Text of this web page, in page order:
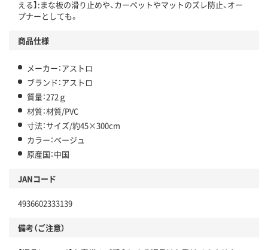
える】:まな板の滑り止めや、カーペットやマットのズレ防止、オー
プナーとしても。
商品仕様
メーカー：アストロ
ブランド：アストロ
質量：272ｇ
材質：材質/PVC
寸法：サイズ/約45×300cm
カラー：ベージュ
原産国：中国
JANコード
4936602333139
備考（ご注意）